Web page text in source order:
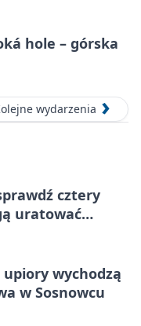
hole – górska
wydarzenia
cztery
uratować
wychodzą
w Sosnowcu